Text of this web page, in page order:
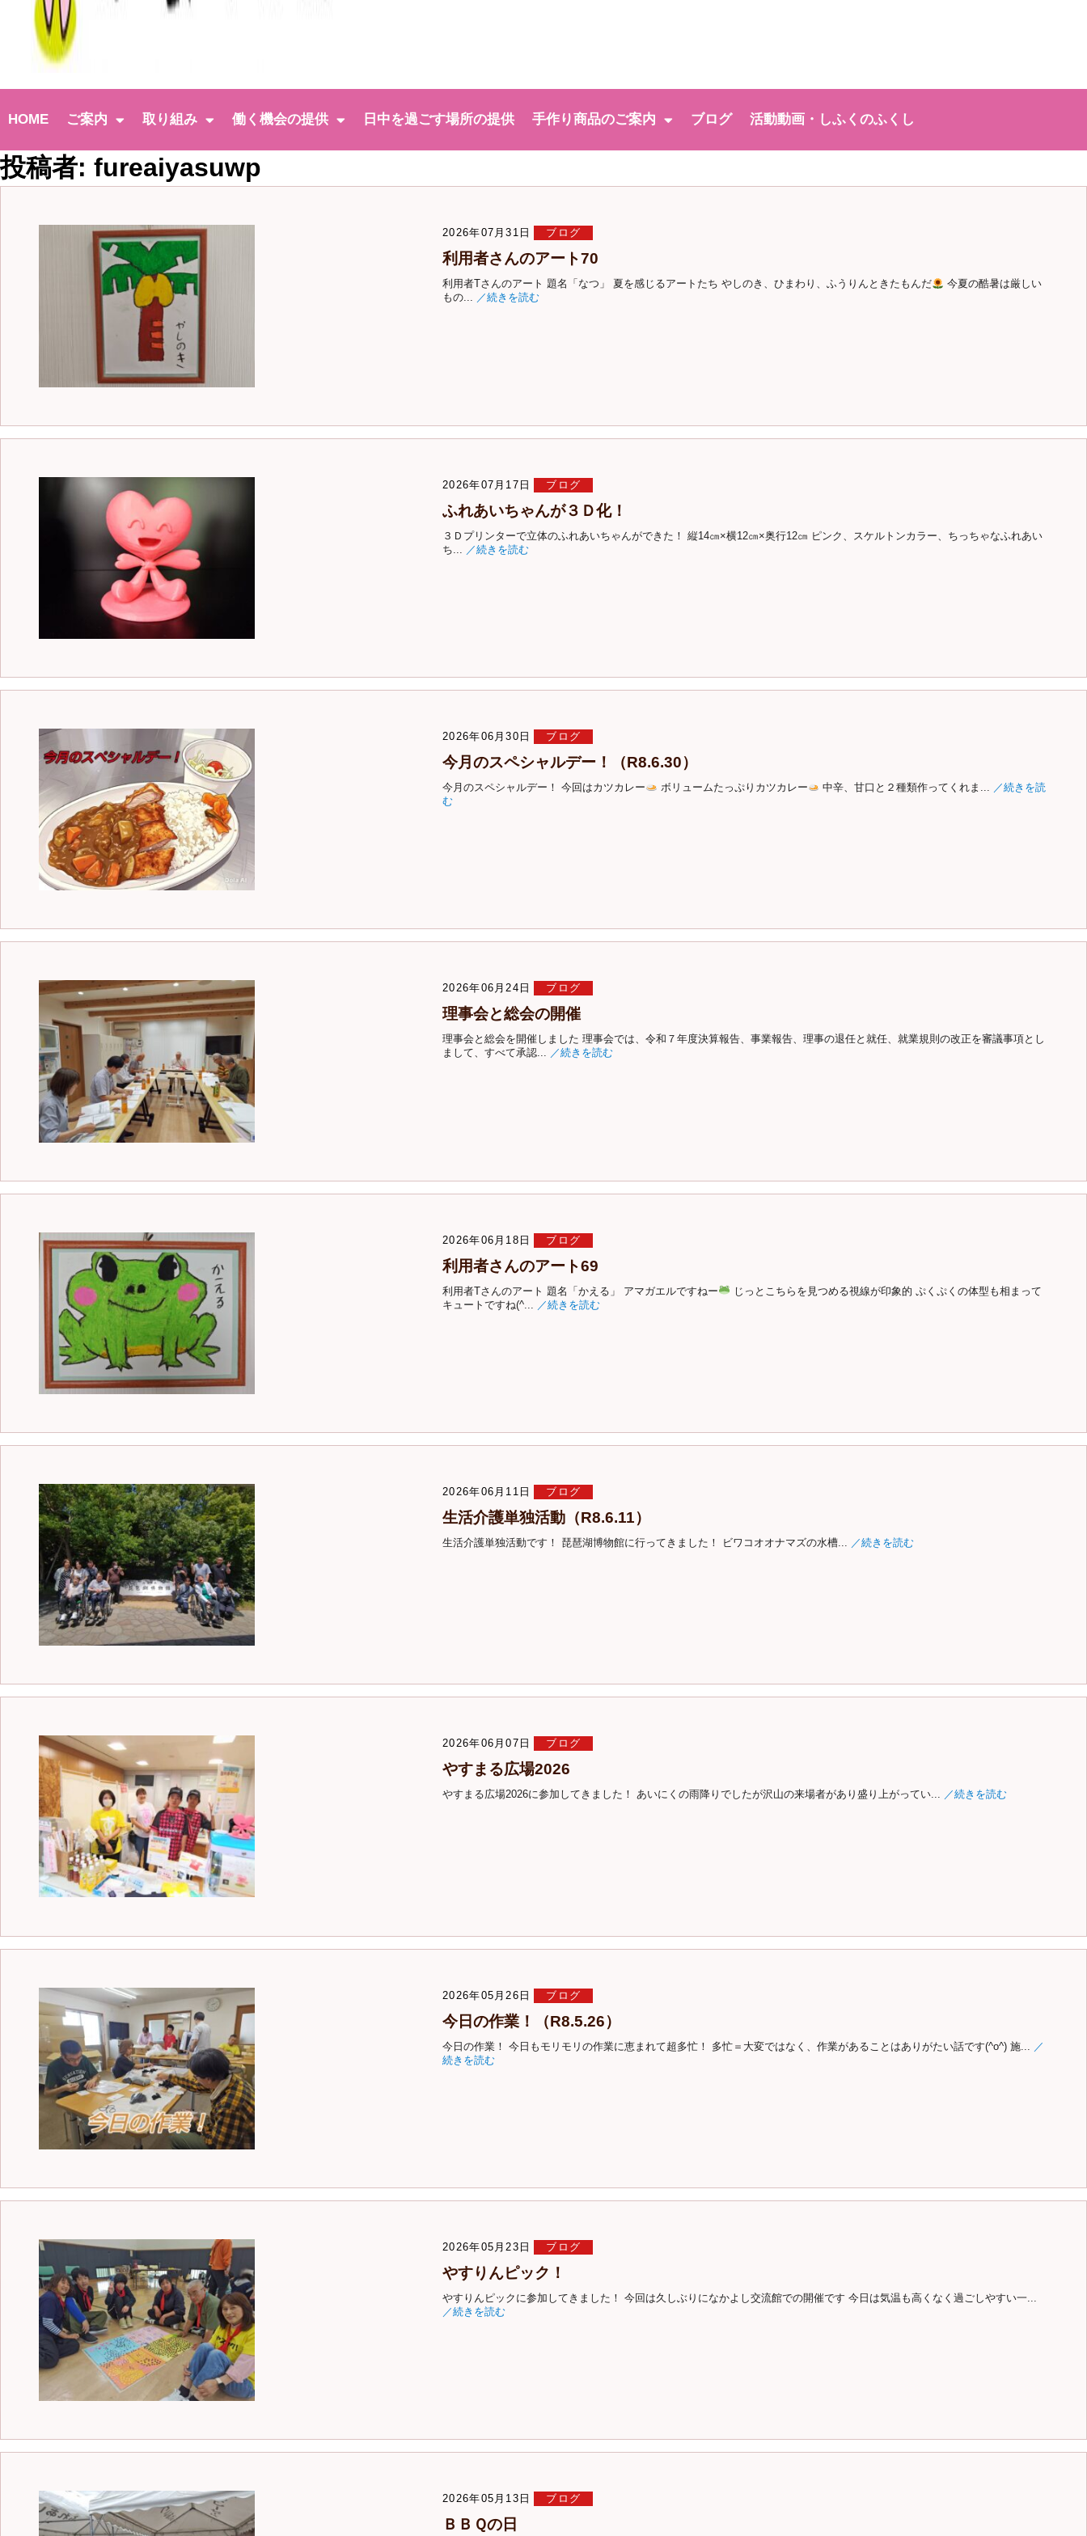
HOME ご案内 取り組み 働く機会の提供 日中を過ごす場所の提供 手作り商品のご案内 ブログ 活動動画・しふくのふくし
投稿者: fureaiyasuwp
2026年07月31日 ブログ
利用者さんのアート70
利用者Tさんのアート 題名「なつ」 夏を感じるアートたち やしのき、ひまわり、ふうりんときたもんだ
今夏の酷暑は厳しい
もの... ／続きを読む
2026年07月17日 ブログ
ふれあいちゃんが３Ｄ化！
３Ｄプリンターで立体のふれあいちゃんができた！ 縦14㎝×横12㎝×奥行12㎝ ピンク、スケルトンカラー、ちっちゃなふれあい
ち...
／続きを読む
2026年06月30日 ブログ
今月のスペシャルデー！（R8.6.30）
今月のスペシャルデー！ 今回はカツカレー ボリュームたっぷりカツカレー 中辛、甘口と２種類作ってくれま...
／続きを読
む
2026年06月24日 ブログ
理事会と総会の開催
理事会と総会を開催しました 理事会では、令和７年度決算報告、事業報告、理事の退任と就任、就業規則の改正を審議事項とし
まして、すべて承認... ／続きを読む
2026年06月18日 ブログ
利用者さんのアート69
利用者Tさんのアート 題名「かえる」 アマガエルですねー
じっとこちらを見つめる視線が印象的 ぷくぷくの体型も相まって
キュートですね(^...
／続きを読む
2026年06月11日 ブログ
生活介護単独活動（R8.6.11）
生活介護単独活動です！ 琵琶湖博物館に行ってきました！ ビワコオオナマズの水槽... ／続きを読む
2026年06月07日 ブログ
やすまる広場2026
やすまる広場2026に参加してきました！ あいにくの雨降りでしたが沢山の来場者があり盛り上がってい... ／続きを読む
2026年05月26日 ブログ
今日の作業！（R8.5.26）
今日の作業！ 今日もモリモリの作業に恵まれて超多忙！ 多忙＝大変ではなく、作業があることはありがたい話です(^o^) 施...
／
続きを読む
2026年05月23日 ブログ
やすりんピック！
やすりんピックに参加してきました！ 今回は久しぶりになかよし交流館での開催です 今日は気温も高くなく過ごしやすい一...
／続きを読む
2026年05月13日 ブログ
ＢＢＱの日